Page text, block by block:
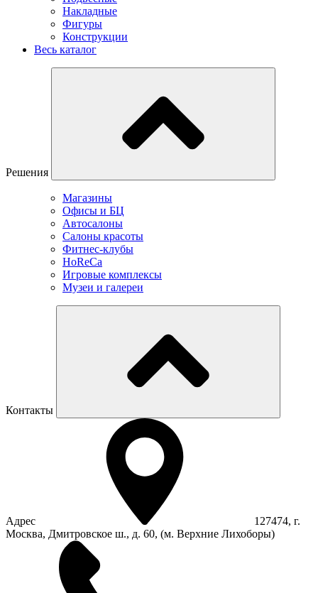
Накладные
Фигуры
Конструкции
Весь каталог
Решения
Магазины
Офисы и БЦ
Автосалоны
Салоны красоты
Фитнес-клубы
HoReCa
Игровые комплексы
Музеи и галереи
Контакты
Адрес
127474, г.
Москва, Дмитровское ш., д. 60, (м. Верхние Лихоборы)